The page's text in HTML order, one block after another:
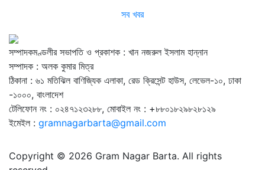
সব খবর
সম্পাদকমণ্ডলীর সভাপতি ও প্রকাশক : খান নজরুল ইসলাম হান্নান
সম্পাদক : অলক কুমার মিত্র
ঠিকানা : ৬১ মতিঝিল বাণিজ্যিক এলাকা, রেড ক্রিসেন্ট হাউস, লেভেল-১০, ঢাকা
-১০০০, বাংলাদেশ
টেলিফোন নং : ০২৪৭১২৩২৮৮, মোবাইল নং : +৮৮০১৮২৯৮২৮১২৯
ইমেইল : gramnagarbarta@gmail.com
Copyright © 2026 Gram Nagar Barta. All rights